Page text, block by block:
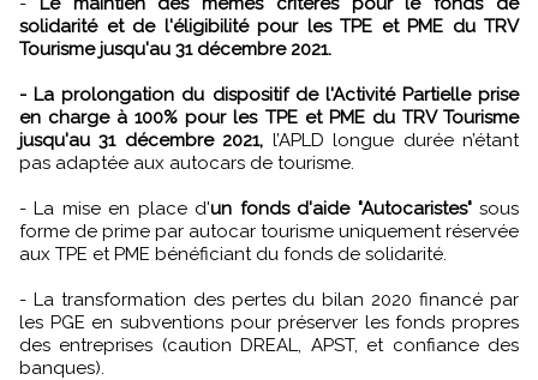
solidarité et de l'éligibilité pour les TPE et PME du TRV
Tourisme jusqu'au 31 décembre 2021.
- La prolongation du dispositif de l'Activité Partielle prise
en charge à 100% pour les TPE et PME du TRV Tourisme
jusqu'au 31 décembre 2021, l’APLD longue durée n’étant
pas adaptée aux autocars de tourisme.
- La mise en place d'un fonds d'aide "Autocaristes"sous
forme de prime par autocar tourisme uniquement réservée
aux TPE et PME bénéficiant du fonds de solidarité.
- La transformation des pertes du bilan 2020 financé par
les PGE en subventions pour préserver les fonds propres
des entreprises (caution DREAL, APST, et confiance des
banques).